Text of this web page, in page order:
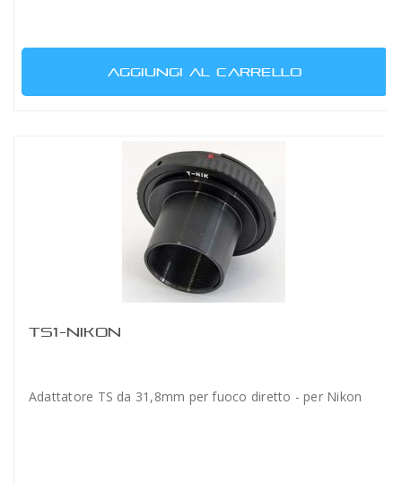
AGGIUNGI AL CARRELLO
TS1-NIKON
Adattatore TS da 31,8mm per fuoco diretto - per Nikon